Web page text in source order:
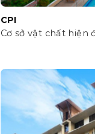
CPI
Cơ sở vật chất hiện